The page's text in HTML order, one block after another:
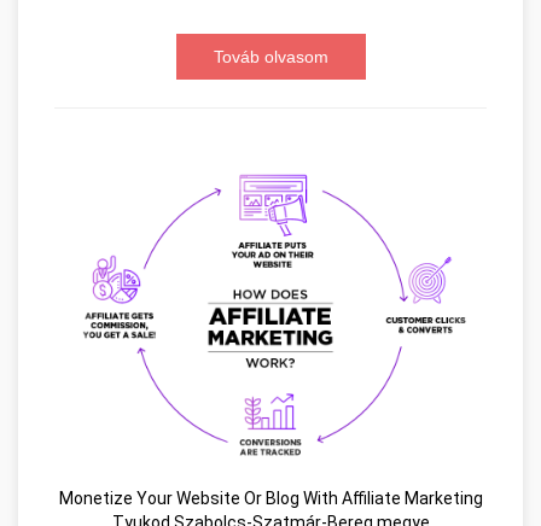
Továb olvasom
Monetize Your Website Or Blog With Affiliate Marketing